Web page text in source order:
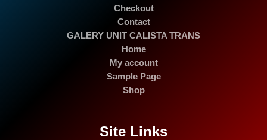
Checkout
Contact
GALERY UNIT CALISTA TRANS
Home
My account
Sample Page
Shop
Site Links